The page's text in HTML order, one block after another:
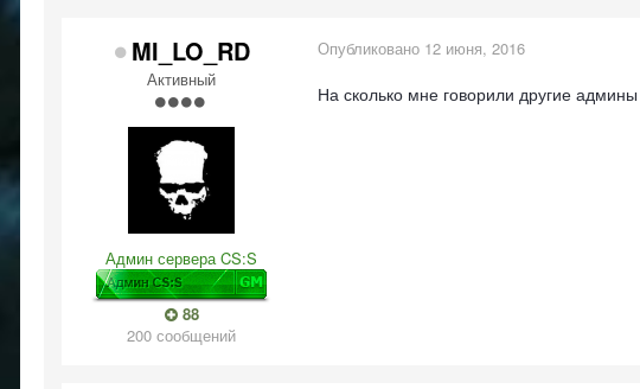
MI_LO_RD
Активный
Админ сервера CS:S
88
200 сообщений
Опубликовано 12 июня, 2016
На сколько мне говорили другие